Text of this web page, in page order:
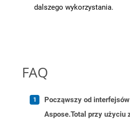
dalszego wykorzystania.
FAQ
Począwszy od interfejsów
Aspose.Total przy użyciu